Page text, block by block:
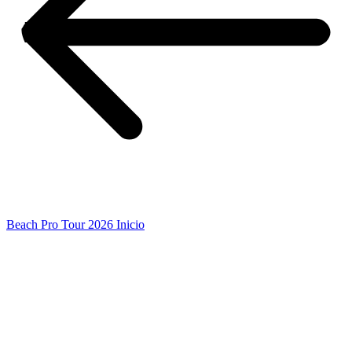
Beach Pro Tour 2026 Inicio